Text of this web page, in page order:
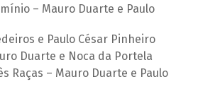
– Mauro Duarte e Paulo
e Paulo César Pinheiro
Duarte e Noca da Portela
Raças – Mauro Duarte e Paulo